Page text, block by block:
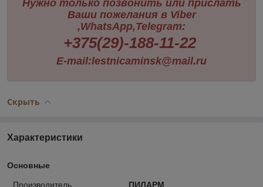
Нужно только позвонить или прислать
Ваши пожелания в Viber
,WhatsApp,Telegram:
+375(29)-188-11-22
E-mail:lestnicaminsk@mail.ru
Скрыть
Характеристики
Основные
Производитель ПИЛАРМ